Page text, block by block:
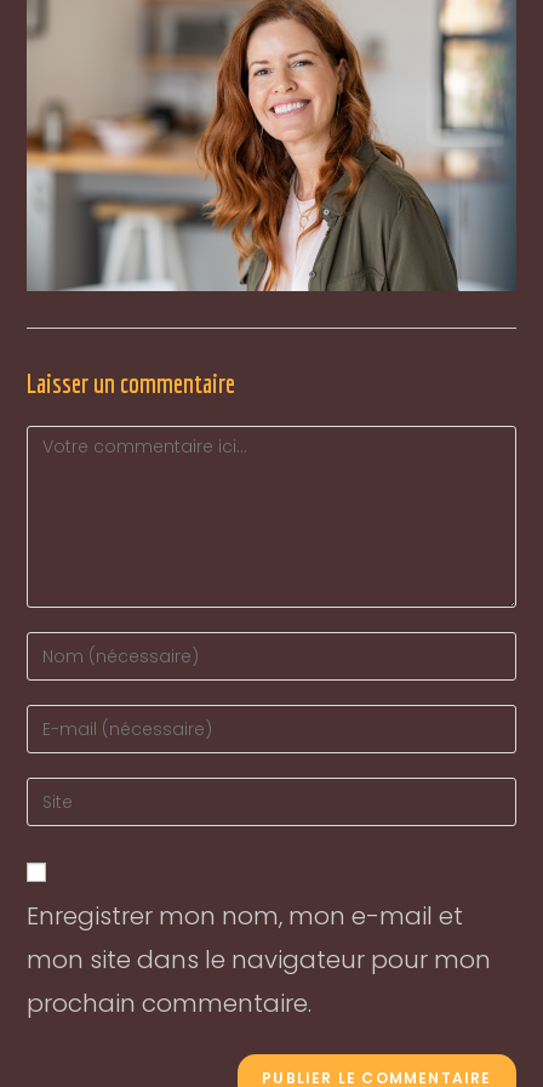
Laisser un commentaire
Comment
Enter
your
name
to
comment
Enter
your
email
address
comment
Enter
your
URL
(optional)
Enregistrer mon nom, mon e-mail et
mon site dans le navigateur pour mon
prochain commentaire.